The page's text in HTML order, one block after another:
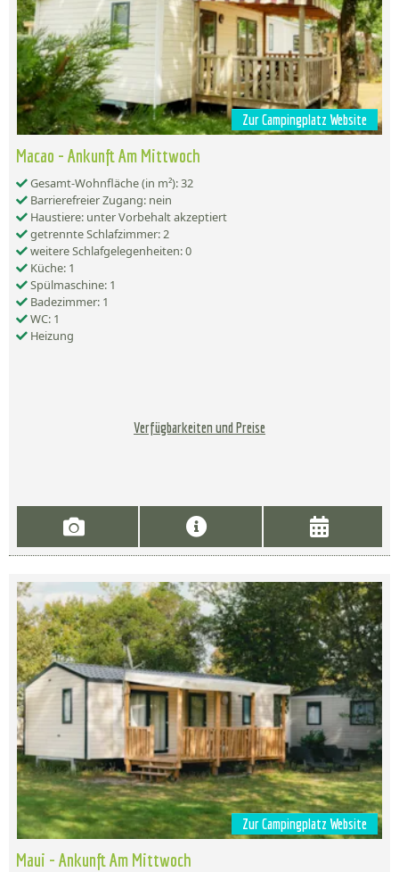
Zur Campingplatz Website
Macao - Ankunft Am Mittwoch
Gesamt-Wohnfläche (in m²): 32
Barrierefreier Zugang: nein
Haustiere: unter Vorbehalt akzeptiert
getrennte Schlafzimmer: 2
weitere Schlafgelegenheiten: 0
Küche: 1
Spülmaschine: 1
Badezimmer: 1
WC: 1
Heizung
Verfügbarkeiten und Preise
Zur Campingplatz Website
Maui - Ankunft Am Mittwoch